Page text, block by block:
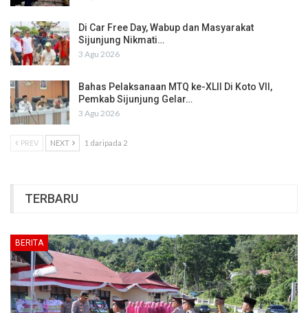
Di Car Free Day, Wabup dan Masyarakat
Sijunjung Nikmati…
3 Agu 2026
Bahas Pelaksanaan MTQ ke-XLII Di Koto VII,
Pemkab Sijunjung Gelar…
3 Agu 2026
PREV NEXT 1 daripada 2
TERBARU
BERITA